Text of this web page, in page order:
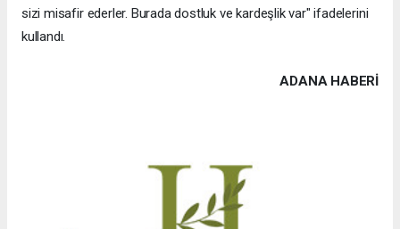
sizi misafir ederler. Burada dostluk ve kardeşlik var" ifadelerini
kullandı.
ADANA HABERİ